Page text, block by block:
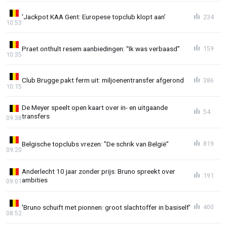
‘Jackpot KAA Gent: Europese topclub klopt aan’
10:53
234
Praet onthult resem aanbiedingen: “Ik was verbaasd”
10:35
159
Club Brugge pakt ferm uit: miljoenentransfer afgerond
10:15
386
De Meyer speelt open kaart over in- en uitgaande
transfers
09:38
54
Belgische topclubs vrezen: "De schrik van België"
09:20
819
Anderlecht 10 jaar zonder prijs: Bruno spreekt over
ambities
09:01
191
'Bruno schuift met pionnen: groot slachtoffer in basiself'
08:52
400